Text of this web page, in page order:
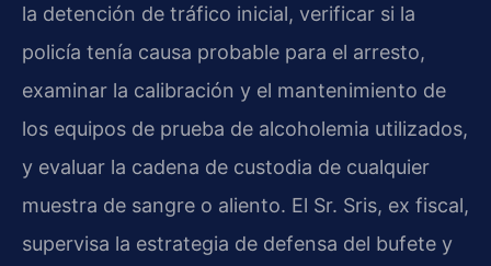
la detención de tráfico inicial, verificar si la
policía tenía causa probable para el arresto,
examinar la calibración y el mantenimiento de
los equipos de prueba de alcoholemia utilizados,
y evaluar la cadena de custodia de cualquier
muestra de sangre o aliento. El Sr. Sris, ex fiscal,
supervisa la estrategia de defensa del bufete y